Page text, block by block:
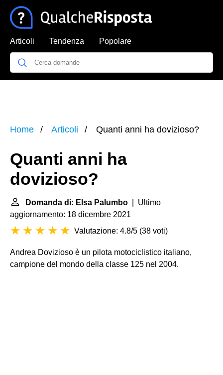
Articoli Tendenza Popolare
Home Articoli Quanti anni ha dovizioso?
Quanti anni ha
dovizioso?
Domanda di: Elsa Palumbo | Ultimo
aggiornamento: 18 dicembre 2021
Valutazione: 4.8/5 (38 voti)
Andrea Dovizioso è un pilota motociclistico italiano,
campione del mondo della classe 125 nel 2004.